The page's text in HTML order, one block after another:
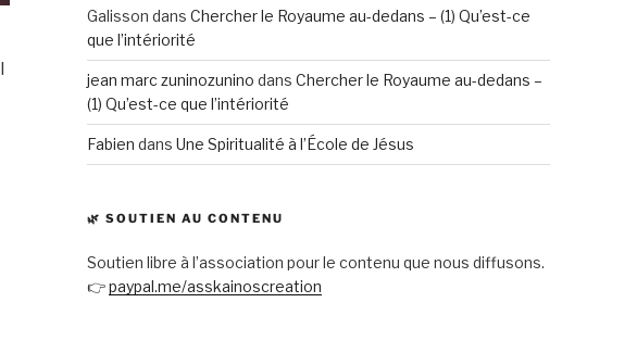
Galisson dans Chercher le Royaume au-dedans – (1) Qu’est-ce
que l’intériorité
jean marc zuninozunino dans Chercher le Royaume au-dedans –
(1) Qu’est-ce que l’intériorité
Fabien dans Une Spiritualité à l’École de Jésus
🌿 SOUTIEN AU CONTENU
Soutien libre à l’association pour le contenu que nous diffusons.
👉paypal.me/asskainoscreation